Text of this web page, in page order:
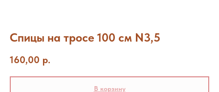
Спицы на тросе 100 см N3,5
160,00 р.
В корзину